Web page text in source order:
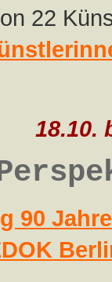
22
18.10.
90